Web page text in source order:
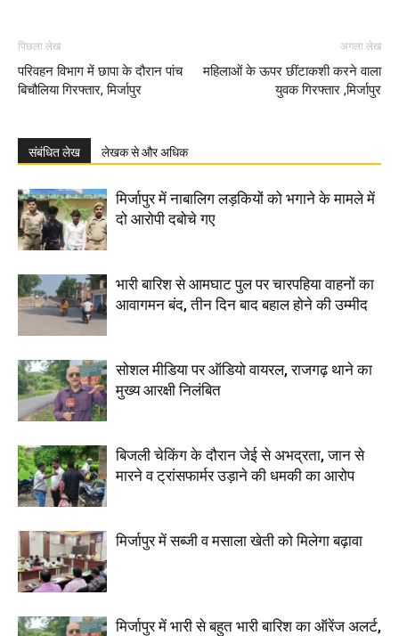
पिछला लेख
परिवहन विभाग में छापा के दौरान पांच
बिचौलिया गिरफ्तार, मिर्जापुर
अगला लेख
महिलाओं के ऊपर छींटाकशी करने वाला
युवक गिरफ्तार ,मिर्जापुर
संबंधित लेख लेखक से और अधिक
मिर्जापुर में नाबालिग लड़कियों को भगाने के मामले में
दो आरोपी दबोचे गए
भारी बारिश से आमघाट पुल पर चारपहिया वाहनों का
आवागमन बंद, तीन दिन बाद बहाल होने की उम्मीद
सोशल मीडिया पर ऑडियो वायरल, राजगढ़ थाने का
मुख्य आरक्षी निलंबित
बिजली चेकिंग के दौरान जेई से अभद्रता, जान से
मारने व ट्रांसफार्मर उड़ाने की धमकी का आरोप
मिर्जापुर में सब्जी व मसाला खेती को मिलेगा बढ़ावा
मिर्जापुर में भारी से बहुत भारी बारिश का ऑरेंज अलर्ट,